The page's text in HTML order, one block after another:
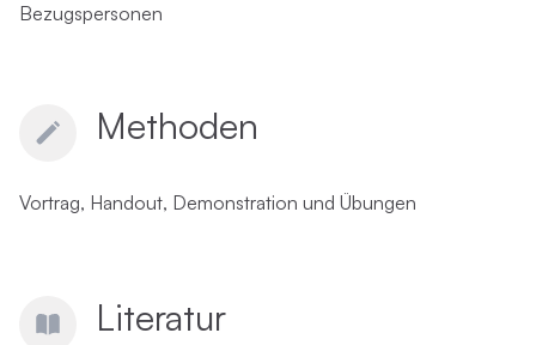
Bezugspersonen
Methoden
Vortrag, Handout, Demonstration und Übungen
Literatur